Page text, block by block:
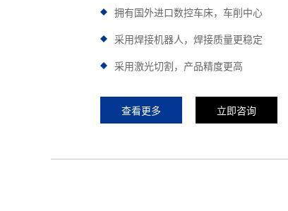
拥有国外进口数控车床，车削中心
采用焊接机器人，焊接质量更稳定
采用激光切割，产品精度更高
查看更多 立即咨询